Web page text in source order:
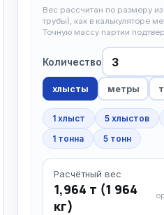
Вес рассчитан по размеру
трубы), как в калькуляторе
Точную массу партии
Количество
хлысты метры
1 хлыст 5 хлыстов
1 тонна
5 тонн
Расчётный вес
1,964 т (1 964
кг)